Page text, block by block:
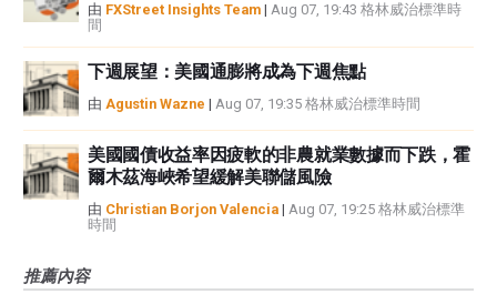
由 FXStreet Insights Team | Aug 07, 19:43 格林威治標準時
間
下週展望：美國通膨將成為下週焦點
由 Agustin Wazne | Aug 07, 19:35 格林威治標準時間
美國國債收益率因疲軟的非農就業數據而下跌，霍
爾木茲海峽希望緩解美聯儲風險
由 Christian Borjon Valencia | Aug 07, 19:25 格林威治標準
時間
推薦內容